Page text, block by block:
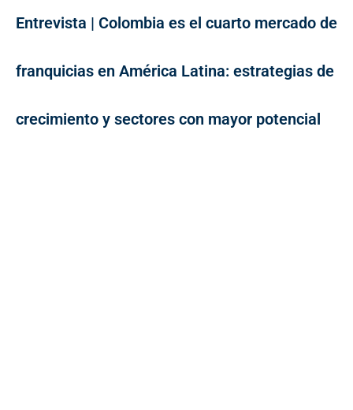
Entrevista | Colombia es el cuarto mercado de
franquicias en América Latina: estrategias de
crecimiento y sectores con mayor potencial